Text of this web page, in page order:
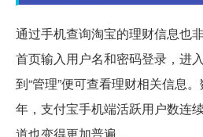
通过手机查询淘宝的理财信息也
首页输入用户名和密码登录，进
到“管理”便可查看理财相关信息
年，支付宝手机端活跃用户数连
道也变得更加普遍。